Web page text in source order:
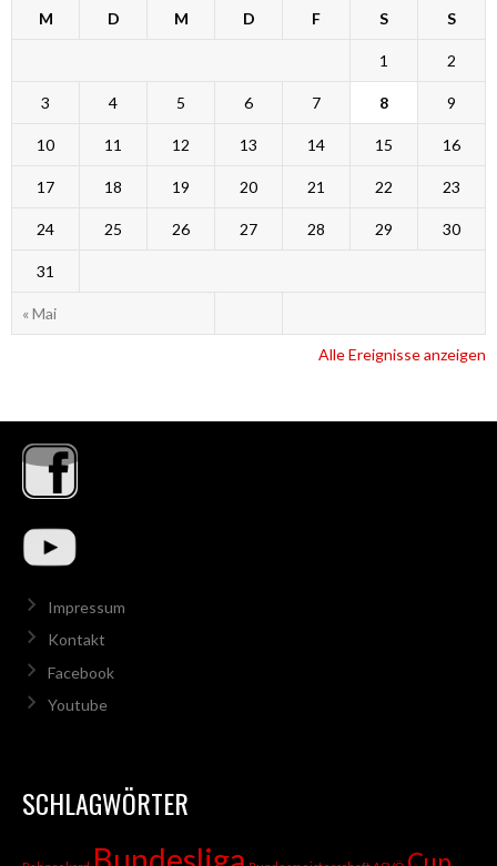
M D M D F S S
« Mai
1 2
3 4 5 6 7 8 9
10 11 12 13 14 15 16
17 18 19 20 21 22 23
24 25 26 27 28 29 30
31
Alle Ereignisse anzeigen
Impressum
Kontakt
Facebook
Youtube
SCHLAGWÖRTER